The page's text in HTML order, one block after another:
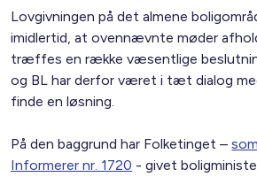
Lovgivningen på det almene
imidlertid, at ovennævnte møder
træffes en række væsentlige
og BL har derfor været i tæt dialog
finde en løsning.
På den baggrund har Folketinget –
Informerer nr. 1720 - givet